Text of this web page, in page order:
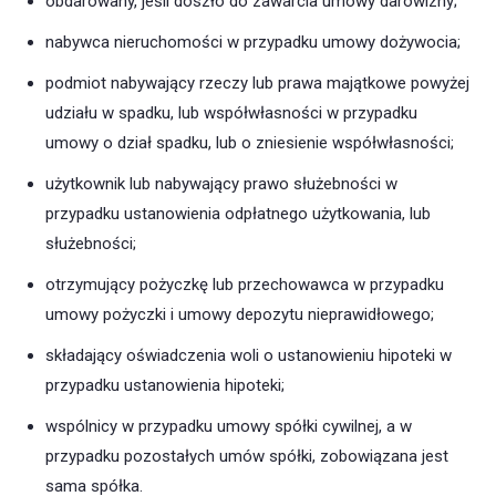
nabywca nieruchomości w przypadku umowy dożywocia;
podmiot nabywający rzeczy lub prawa majątkowe powyżej
udziału w spadku, lub współwłasności w przypadku
umowy o dział spadku, lub o zniesienie współwłasności;
użytkownik lub nabywający prawo służebności w
przypadku ustanowienia odpłatnego użytkowania, lub
służebności;
otrzymujący pożyczkę lub przechowawca w przypadku
umowy pożyczki i umowy depozytu nieprawidłowego;
składający oświadczenia woli o ustanowieniu hipoteki w
przypadku ustanowienia hipoteki;
wspólnicy w przypadku umowy spółki cywilnej, a w
przypadku pozostałych umów spółki, zobowiązana jest
sama spółka.